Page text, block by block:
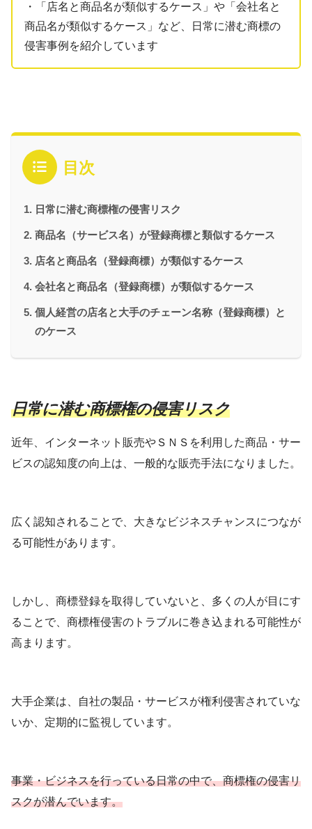
・「店名と商品名が類似するケース」や「会社名と
商品名が類似するケース」など、日常に潜む商標の
侵害事例を紹介しています
目次
日常に潜む商標権の侵害リスク
商品名（サービス名）が登録商標と類似するケース
店名と商品名（登録商標）が類似するケース
会社名と商品名（登録商標）が類似するケース
個人経営の店名と大手のチェーン名称（登録商標）と
のケース
日常に潜む商標権の侵害リスク
近年、インターネット販売やＳＮＳを利用した商品・サー
ビスの認知度の向上は、一般的な販売手法になりました。
広く認知されることで、大きなビジネスチャンスにつなが
る可能性があります。
しかし、商標登録を取得していないと、多くの人が目にす
ることで、商標権侵害のトラブルに巻き込まれる可能性が
高まります。
大手企業は、自社の製品・サービスが権利侵害されていな
いか、定期的に監視しています。
事業・ビジネスを行っている日常の中で、商標権の侵害リ
スクが潜んでいます。